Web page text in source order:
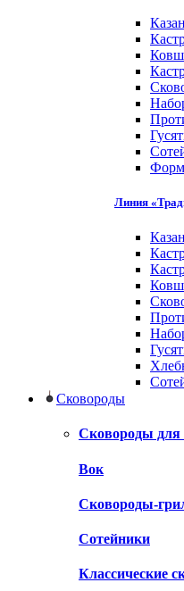
Линия
Сковороды
Сковороды для
Вок
Сковороды-
Сотейники
Классические